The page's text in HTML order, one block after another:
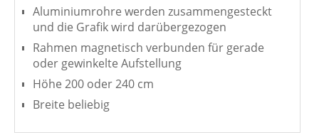
Aluminiumrohre werden zusammengesteckt
und die Grafik wird darübergezogen
Rahmen magnetisch verbunden für gerade
oder gewinkelte Aufstellung
Höhe 200 oder 240 cm
Breite beliebig